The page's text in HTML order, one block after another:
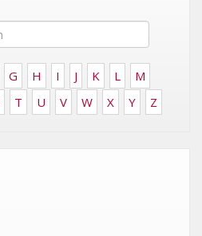
G H I J K L
M
T U V W X Y Z